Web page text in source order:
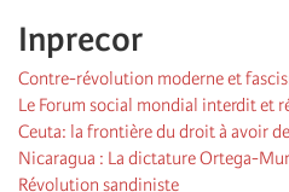
Inprecor
Contre-révolution moderne et
Le Forum social mondial interdit et
Ceuta: la frontière du droit à avoir
Nicaragua : La dictature Ortega-
Révolution sandiniste